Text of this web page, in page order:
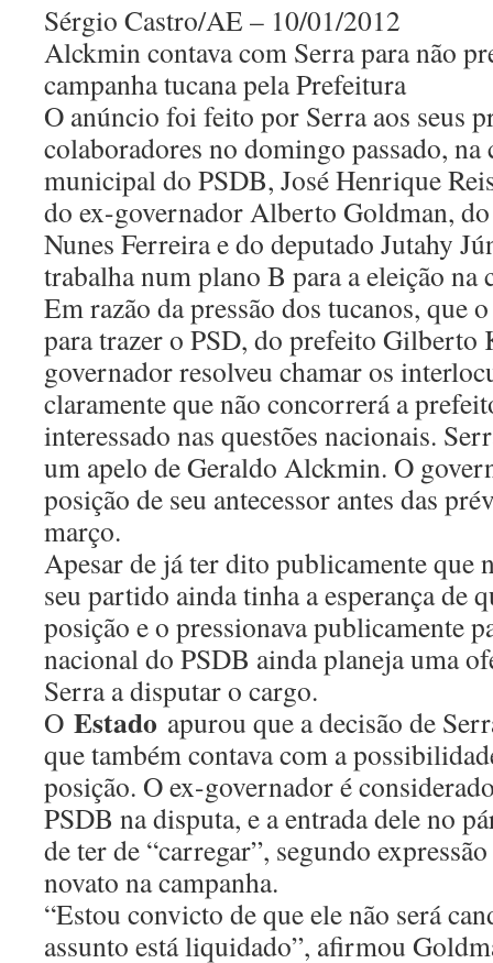
Sérgio Castro/AE – 10/01/2012
Alckmin contava com Serra para não
campanha tucana pela Prefeitura
O anúncio foi feito por Serra aos seus
colaboradores no domingo passado, na
municipal do PSDB, José Henrique
do ex-governador Alberto Goldman,
Nunes Ferreira e do deputado Jutahy
trabalha num plano B para a eleição na
Em razão da pressão dos tucanos, que
para trazer o PSD, do prefeito Gilberto
governador resolveu chamar os
claramente que não concorrerá a
interessado nas questões nacionais.
um apelo de Geraldo Alckmin. O
posição de seu antecessor antes das
março.
Apesar de já ter dito publicamente que
seu partido ainda tinha a esperança de
posição e o pressionava publicamente
nacional do PSDB ainda planeja uma
Serra a disputar o cargo.
O Estado apurou que a decisão de
que também contava com a
posição. O ex-governador é
PSDB na disputa, e a entrada dele no
de ter de “carregar”, segundo
novato na campanha.
“Estou convicto de que ele não será
assunto está liquidado”, afirmou